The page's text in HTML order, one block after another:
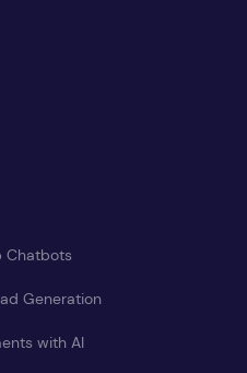
Chatbots
Generation
with AI